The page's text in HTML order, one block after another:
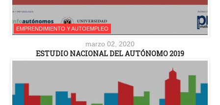
EMPRENDIMIENTO Y AUTOEMPLEO
marzo 02, 2020
ESTUDIO NACIONAL DEL AUTÓNOMO 2019